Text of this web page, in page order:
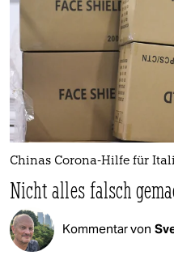
Chinas Corona-Hilfe für
Nicht alles falsch
Kommentar von